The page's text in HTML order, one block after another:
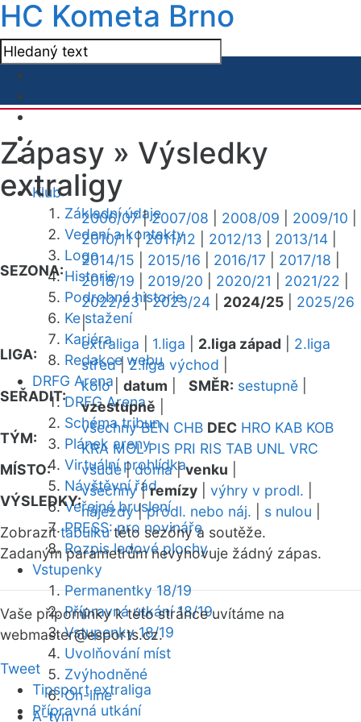
HC Kometa Brno
Klub
Základní údaje
Vedení a kontakty
Logo
Historie
Podrobná historie
Ke stažení
Kariéra
Redakce webu
DRFG Arena
DRFG Arena
Schéma tribun
Plánek areny
Virtuální prohlídka
Návštěvní řád
Veřejné bruslení
PRESS: pro novináře
Rozpis ledové plochy
Vstupenky
Permanentky 18/19
Přípravná utkání 18/19
Vstupenky 18/19
Uvolňování míst
Zvýhodněné
On-line
A-tým
Zápasy » Výsledky
extraligy
SEZONA:
2006/07|2007/08 2008/09 2009/10
2010/11|2011/12 2012/13 2013/14
2014/15
2015/16 2016/17 2017/18
2018/19
2019/20 2020/21 2021/22
2022/23|2023/24 2024/25
2025/26
|
LIGA:
extraliga 1.liga 2.liga západ
2.liga
střed|2.liga východ
SEŘADIT:
kolo| datum SMĚR: sestupně
vzestupně
TÝM:
všechny BEN CHB DEC HRO KAB KOB
KRA MOL PIS PRI RIS TAB UNL VRC
MÍSTO:
všude|doma|venku
VÝSLEDKY:
všechny|remízy výhry v prodl.
nájezdy|prodl. nebo náj. s nulou
Zobrazittabulkutéto sezóny a soutěže.
Zadaným parametrům nevyhovuje žádný zápas.
Vaše připomínky k této stránce uvítáme na
webmaster@esports.cz.
Tweet
Tipsport extraliga
Přípravná utkání